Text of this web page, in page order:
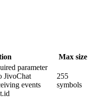
Max size
parameter
JivoChat
events
255
symbols